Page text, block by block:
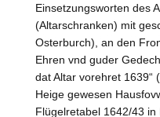
Einsetzungsworten des
(Altarschranken) mit
Osterburch), an den
Ehren vnd guder
dat Altar vorehret 1639“
Heige gewesen
Flügelretabel 1642/43